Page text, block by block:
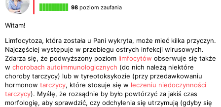
98 poziom zaufania
Witam!
Limfocytoza, która została u Pani wykryta, może mieć kilka przyczyn.
Najczęściej występuje w przebiegu ostrych infekcji wirusowych.
Zdarza się, że podwyższony poziom limfocytów obserwuje się także
w chorobach autoimmunologicznych (do nich należą niektóre
choroby tarczycy) lub w tyreotoksykozie (przy przedawkowaniu
hormonow tarczycy, które stosuje się w leczeniu niedoczynności
tarczycy). Myślę, że rozsądnie by było powtórzyć za jakiś czas
morfologię, aby sprawdzić, czy odchylenia się utrzymują (gdyby się